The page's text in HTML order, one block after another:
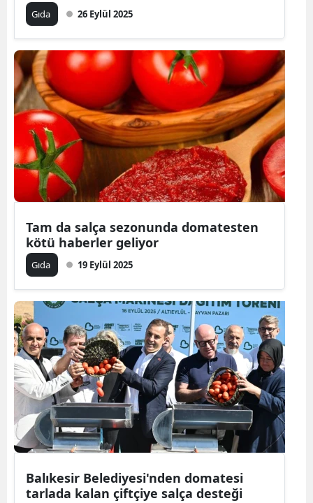
Gıda 26 Eylül 2025
Tam da salça sezonunda domatesten
kötü haberler geliyor
Gıda 19 Eylül 2025
Balıkesir Belediyesi'nden domatesi
tarlada kalan çiftçiye salça desteği